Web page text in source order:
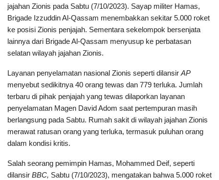
jajahan Zionis pada Sabtu (7/10/2023). Sayap militer Hamas,
Brigade Izzuddin Al-Qassam menembakkan sekitar 5.000 roket
ke posisi Zionis penjajah. Sementara sekelompok bersenjata
lainnya dari Brigade Al-Qassam menyusup ke perbatasan
selatan wilayah jajahan Zionis.
Layanan penyelamatan nasional Zionis seperti dilansir AP
menyebut sedikitnya 40 orang tewas dan 779 terluka. Jumlah
terbaru di pihak penjajah yang tewas dilaporkan layanan
penyelamatan Magen David Adom saat pertempuran masih
berlangsung pada Sabtu. Rumah sakit di wilayah jajahan Zionis
merawat ratusan orang yang terluka, termasuk puluhan orang
dalam kondisi kritis.
Salah seorang pemimpin Hamas, Mohammed Deif, seperti
dilansir BBC, Sabtu (7/10/2023), mengatakan bahwa 5.000 roket